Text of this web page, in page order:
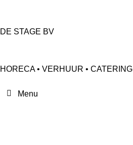
DE STAGE BV
HORECA • VERHUUR • CATERING